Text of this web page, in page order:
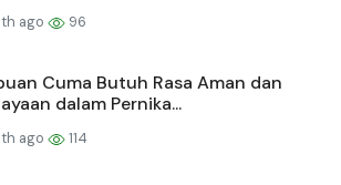
ago 96
Cuma Butuh Rasa Aman dan
dalam Pernika...
ago 114